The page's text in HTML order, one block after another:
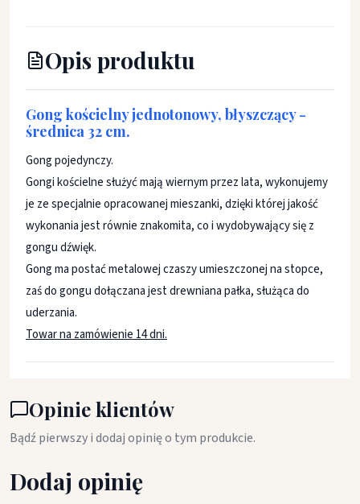
Opis produktu
Gong kościelny jednotonowy, błyszczący -
średnica 32 cm.
Gong pojedynczy.
Gongi kościelne służyć mają wiernym przez lata, wykonujemy
je ze specjalnie opracowanej mieszanki, dzięki której jakość
wykonania jest równie znakomita, co i wydobywający się z
gongu dźwięk.
Gong ma postać metalowej czaszy umieszczonej na stopce,
zaś do gongu dołączana jest drewniana pałka, służąca do
uderzania.
Towar na zamówienie 14 dni.
Opinie klientów
Bądź pierwszy i dodaj opinię o tym produkcie.
Dodaj opinię